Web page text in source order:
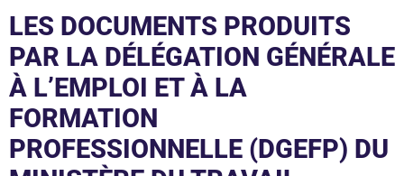
LES DOCUMENTS PRODUITS
PAR LA DÉLÉGATION GÉNÉRALE
À L’EMPLOI ET À LA
FORMATION
PROFESSIONNELLE (DGEFP) DU